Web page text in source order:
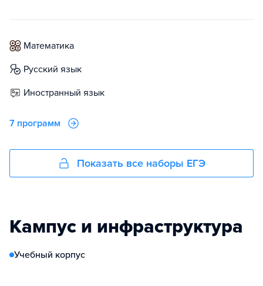
математика
русский язык
иностранный язык
7 программ
Показать все наборы ЕГЭ
Кампус и инфраструктура
Учебный корпус